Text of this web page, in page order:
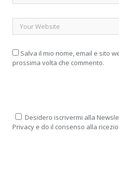
Salva il mio nome, email e sito
prossima volta che commento.
Desidero iscrivermi alla
Privacy e do il consenso alla